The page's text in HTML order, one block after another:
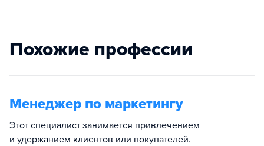
Похожие профессии
Менеджер по маркетингу
Этот специалист занимается привлечением
и удержанием клиентов или покупателей.